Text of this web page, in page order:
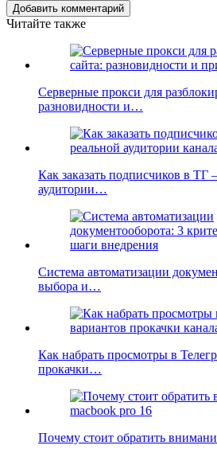
Добавить комментарий
Читайте также
Серверные прокси для
разновидности и…
Как заказать подписчиков в ТГ
аудитории…
Система автоматизации
выбора и…
Как набрать просмотры в
прокачки…
Почему стоит обратить